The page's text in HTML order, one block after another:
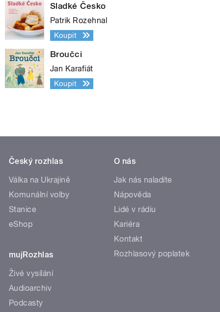
Sladké Česko
Patrik Rozehnal
Koupit
Broučci
Jan Karafiát
Koupit
Český rozhlas
Válka na Ukrajině
Komunální volby
Stanice
eShop
mujRozhlas
Živé vysílání
Audioarchiv
Podcasty
O nás
Jak nás naladíte
Nápověda
Lidé v rádiu
Kariéra
Kontakt
Rozhlasový poplatek